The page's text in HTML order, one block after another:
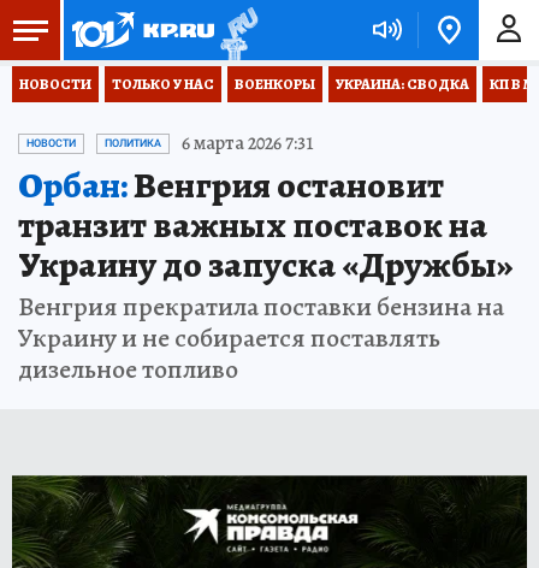
НОВОСТИ ТОЛЬКО У НАС ВОЕНКОРЫ УКРАИНА: СВОДКА КП В
НОВОСТИ ПОЛИТИКА 6 марта 2026 7:31
Орбан:Венгрия остановит
транзит важных поставок на
Украину до запуска «Дружбы»
Венгрия прекратила поставки бензина на
Украину и не собирается поставлять
дизельное топливо